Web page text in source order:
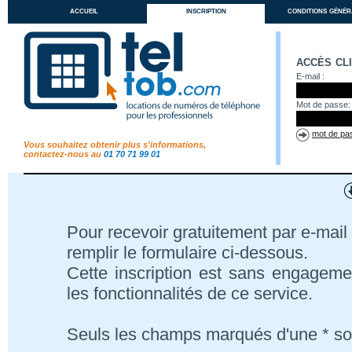
accueil inscription conditions
Vous souhaitez obtenir plus s'informations,
contactez-nous au 01 70 71 99 01
accès
E-mail :
Mot de passe:
mot de
Pour recevoir gratuitement par e-
remplir le formulaire ci-dessous.
Cette inscription est sans
les fonctionnalités de ce service.
Seuls les champs marqués d'une *